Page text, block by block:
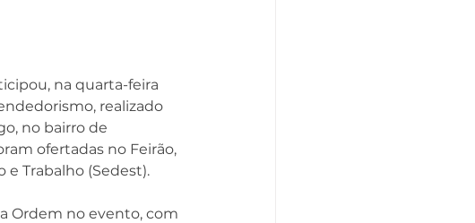
na quarta-feira
realizado
no bairro de
ofertadas no Feirão,
Trabalho (Sedest).
Ordem no evento, com